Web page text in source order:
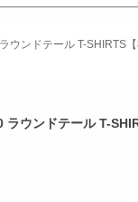
ウンドテール T-SHIRTS
ラウンドテール T-